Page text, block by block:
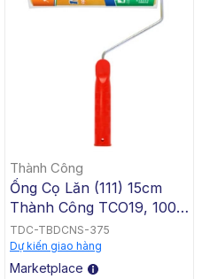
Thành Công
Ống Cọ Lăn (111) 15cm
Thành Công TCO19, 100
Cái/Thùng
TDC-TBDCNS-375
Dự kiến giao hàng
Marketplace